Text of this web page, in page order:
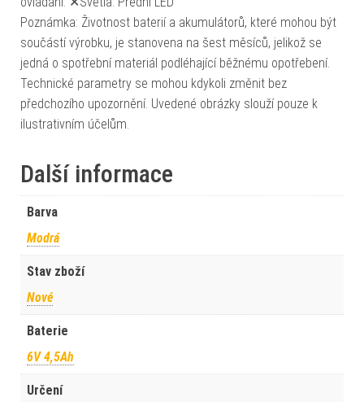
Poznámka: Životnost baterií a akumulátorů, které mohou být
součástí výrobku, je stanovena na šest měsíců, jelikož se
jedná o spotřební materiál podléhající běžnému opotřebení.
Technické parametry se mohou kdykoli změnit bez
předchozího upozornění. Uvedené obrázky slouží pouze k
ilustrativním účelům.
Další informace
Barva
Modrá
Stav zboží
Nové
Baterie
6V 4,5Ah
Určení